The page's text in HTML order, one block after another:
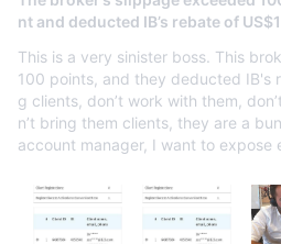
nt and deducted IB’s rebate of
This is a very sinister boss. This
100 points, and they deducted IB's
g clients, don’t work with them,
n’t bring them clients, they are a
account manager, I want to expose